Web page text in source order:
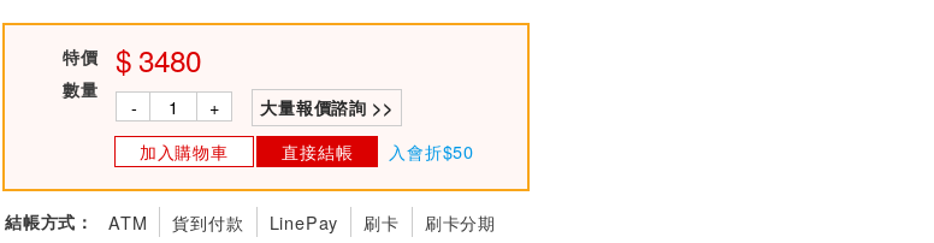
特價 3480
數量
- + 大量報價諮詢 >>
加入購物車 直接結帳 入會折$50
結帳方式： ATM 貨到付款 LinePay 刷卡 刷卡分期